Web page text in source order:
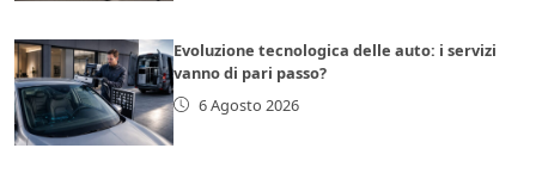
Evoluzione tecnologica delle auto: i servizi
vanno di pari passo?
6 Agosto 2026